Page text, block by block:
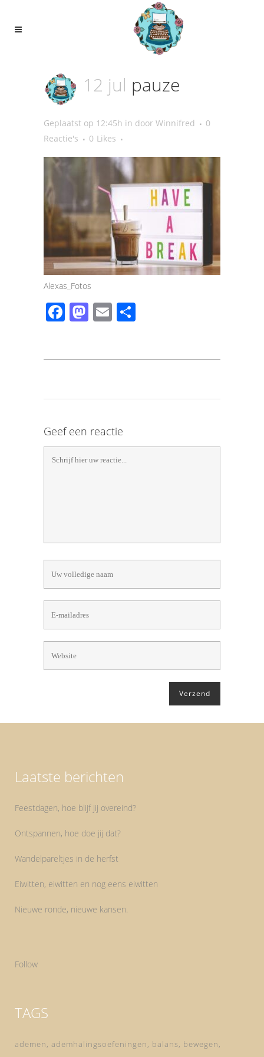
12 jul pauze
Geplaatst op 12:45h in door Winnifred
0
Reactie's
0 Likes
Alexas_Fotos
Facebook
Mastodon
Email
Geef een reactie
Laatste berichten
Feestdagen, hoe blijf jij overeind?
Ontspannen, hoe doe jij dat?
Wandelpareltjes in de herfst
Eiwitten, eiwitten en nog eens eiwitten
Nieuwe ronde, nieuwe kansen.
Follow
TAGS
ademen ademhalingsoefeningen balans bewegen